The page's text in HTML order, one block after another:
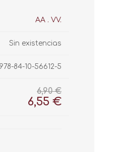
AA . VV.
Sin existencias
978-84-10-56612-5
6,90 €
6,55 €